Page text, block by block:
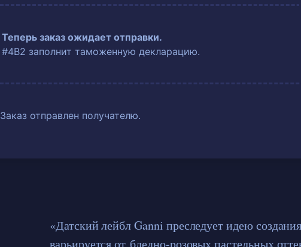
Теперь заказ ожидает отправки.
#4B2 заполнит таможенную декларацию.
Заказ отправлен получателю.
«Датский лейбл Ganni преследует идею
варьируется от бледно-розовых пастельных